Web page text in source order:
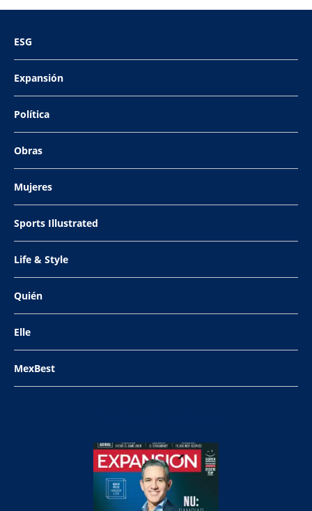
ESG
Expansión
Política
Obras
Mujeres
Sports Illustrated
Life & Style
Quién
Elle
MexBest